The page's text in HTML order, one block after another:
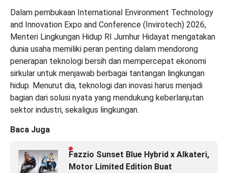
Dalam pembukaan International Environment Technology
and Innovation Expo and Conference (Invirotech) 2026,
Menteri Lingkungan Hidup RI Jumhur Hidayat mengatakan
dunia usaha memiliki peran penting dalam mendorong
penerapan teknologi bersih dan mempercepat ekonomi
sirkular untuk menjawab berbagai tantangan lingkungan
hidup. Menurut dia, teknologi dan inovasi harus menjadi
bagian dari solusi nyata yang mendukung keberlanjutan
sektor industri, sekaligus lingkungan.
Baca Juga
Fazzio Sunset Blue Hybrid x Alkateri,
Motor Limited Edition Buat